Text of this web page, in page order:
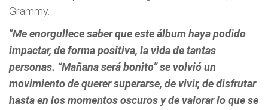
Grammy.
"Me enorgullece saber que este álbum haya podido
impactar, de forma positiva, la vida de tantas
personas. “Mañana será bonito” se volvió un
movimiento de querer superarse, de vivir, de disfrutar
hasta en los momentos oscuros y de valorar lo que se